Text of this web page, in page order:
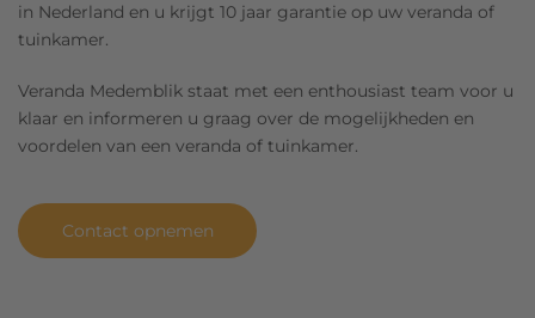
in Nederland en u krijgt 10 jaar garantie op uw veranda of
tuinkamer.
Veranda Medemblik staat met een enthousiast team voor u
klaar en informeren u graag over de mogelijkheden en
voordelen van een veranda of tuinkamer.
Contact opnemen